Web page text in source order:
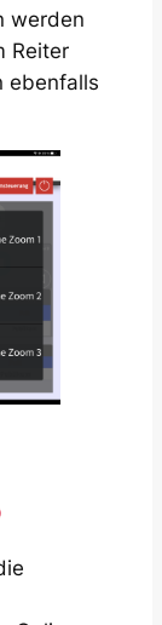
werden
Reiter
ebenfalls